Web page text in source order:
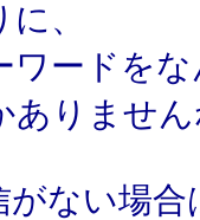
、
ワードを
ありませ
がない場